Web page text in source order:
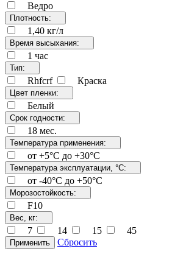
Ведро
Плотность:
1,40 кг/л
Время высыхания:
1 час
Тип:
Rhfcrf Краска
Цвет пленки:
Белый
Срок годности:
18 мес.
Температура применения:
от +5°C до +30°C
Температура эксплуатации, °С:
от -40°C до +50°C
Морозостойкость:
F10
Вес, кг:
7 14 15 45
Применить Сбросить